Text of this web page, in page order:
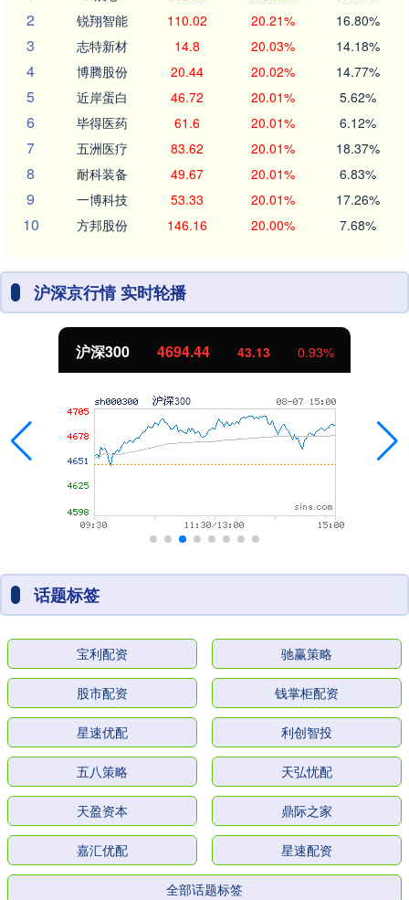
2 锐翔智能 110.02 20.21% 16.80%
3 志特新材 14.8 20.03% 14.18%
4 博腾股份 20.44 20.02% 14.77%
5 近岸蛋白 46.72 20.01% 5.62%
6 毕得医药 61.6 20.01% 6.12%
7 五洲医疗 83.62 20.01% 18.37%
8 耐科装备 49.67 20.01% 6.83%
9 一博科技 53.33 20.01% 17.26%
10 方邦股份 146.16 20.00% 7.68%
沪深京行情 实时轮播
43.13 0.93%
话题标签
宝利配资 驰赢策略
股市配资 钱掌柜配资
星速优配 利创智投
五八策略 天弘忧配
天盈资本 鼎际之家
嘉汇优配 星速配资
全部话题标签